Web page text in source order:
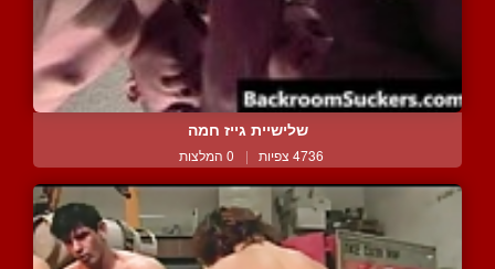
שלישיית גייז חמה
4736 צפיות | 0 המלצות